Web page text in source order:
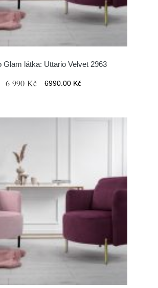
Glam látka: Uttario Velvet 2963
6 990 Kč 6990.00 Kč